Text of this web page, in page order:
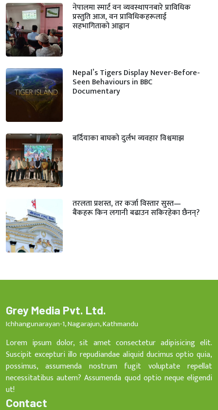
नेपालमा स्मार्ट वन व्यवस्थापनबारे प्राविधिक
प्रस्तुति आज, वन प्राविधिकहरूलाई
सहभागिताको आह्वान
Nepal’s Tigers Display Never-Before-
Seen Behaviours in BBC
Documentary
बर्दियाका बाघको दुर्लभ व्यवहार विश्वमाझ
तरलता प्रशस्त, तर कर्जा विस्तार सुस्त—
बैंकहरू किन लगानी बढाउन सकिरहेका छैनन्?
Grey Media Pvt. Ltd.
Ichhangunarayan-1, Nagarajun, Kathmandu
Lorem ipsum dolor, sit amet consectetur adipisicing elit.
Suscipit excepturi illo repudiandae aliquid ducimus optio quia,
possimus, assumenda nostrum fugit voluptate repellat
necessitatibus autem? Assumenda quod optio neque eligendi
ut!
Contact